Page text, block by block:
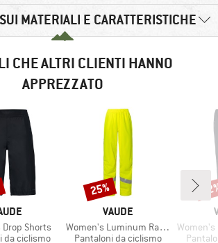
MATERIALI E CARATTERISTICHE
CHE ALTRI CLIENTI HANNO
APPREZZATO
Shorts
prodotti
da ciclismo
MARCHIO
VAUDE
Articolo
Women's Luminum Rain Pants
Gruppo di prodotti
Pantaloni da ciclismo
Sconto
25%
Articolo
Women's